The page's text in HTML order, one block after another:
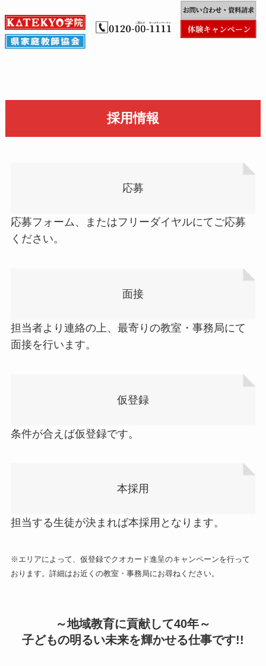
採用情報
応募
応募フォーム、またはフリーダイヤルにてご応募
ください。
面接
担当者より連絡の上、最寄りの教室・事務局にて
面接を行います。
仮登録
条件が合えば仮登録です。
本採用
担当する生徒が決まれば本採用となります。
※エリアによって、仮登録でクオカード進呈のキャンペーンを行って
おります。詳細はお近くの教室・事務局にお尋ねください。
～地域教育に貢献して40年～
子どもの明るい未来を輝かせる仕事です!!